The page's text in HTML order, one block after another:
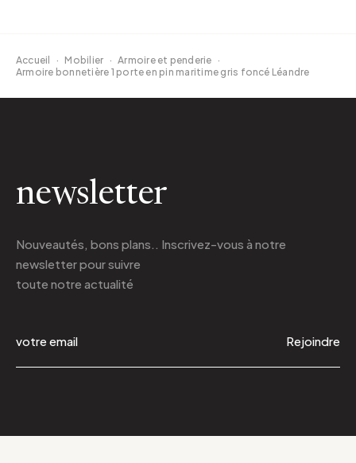
Accueil · Mobilier · Armoire et penderie ·
Armoire bonnetière 1 porte en pin maritime gris foncé Léandre
newsletter
Nouveautés, bons plans.. Inscrivez-vous à notre
newsletterpour suivre
toute notre actualité
Rejoindre